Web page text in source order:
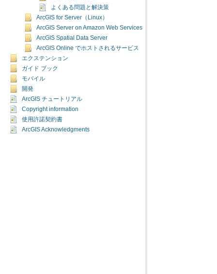
よくある問題と解決策
ArcGIS for Server（Linux）
ArcGIS Server on Amazon Web Services
ArcGIS Spatial Data Server
ArcGIS Online でホストされるサービス
エクステンション
ガイド ブック
モバイル
開発
ArcGIS チュートリアル
Copyright information
使用許諾契約書
ArcGIS Acknowledgments